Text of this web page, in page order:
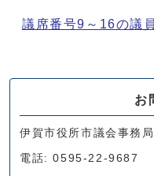
議席番号9～16の議
お
伊賀市役所市議会事務局
電話: 0595-22-9687